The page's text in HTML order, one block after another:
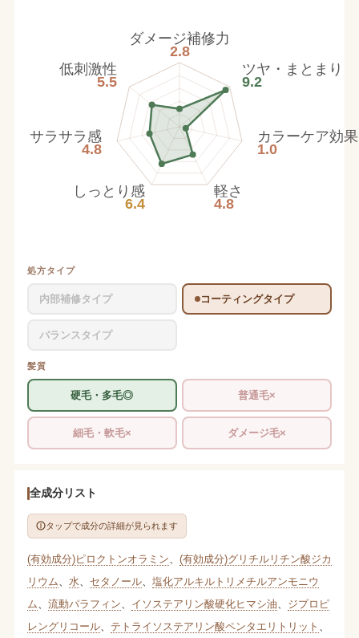
ダメージ補修力
2.8
ツヤ・まとまり
9.2
カラーケア効果
1.0
軽さ
4.8
しっとり感
6.4
サラサラ感
4.8
低刺激性
5.5
処方タイプ
内部補修タイプ コーティングタイプ
バランスタイプ
髪質
硬毛・多毛◎ 普通毛×
細毛・軟毛× ダメージ毛×
全成分リスト
タップで成分の詳細が見られます
(有効成分)ピロクトンオラミン
(有効成分)グリチルリチン酸ジカ
リウム
水 セタノール、 塩化アルキルトリメチルアンモニウ
ム
流動パラフィン イソステアリン酸硬化ヒマシ油
ジプロピ
レングリコール、 テトライソステアリン酸ペンタエリトリット